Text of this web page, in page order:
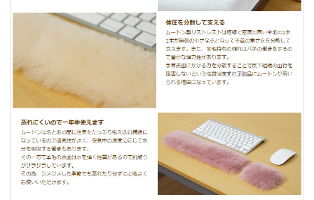
あるので手首が折れず、疲れにくく快適です。